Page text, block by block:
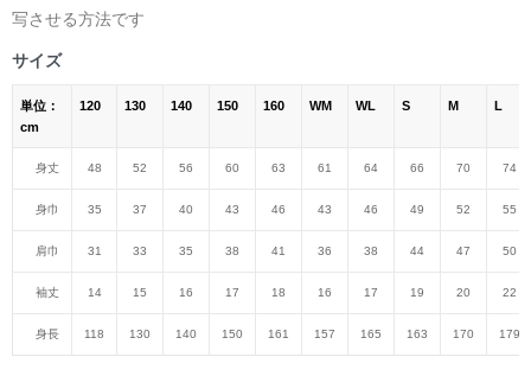
写させる方法です
サイズ
単位：
cm
120 130 140 150 160 WM WL S M L
身丈 48 52 56 60 63 61 64 66 70 74
身巾 35 37 40 43 46 43 46 49 52 55
肩巾 31 33 35 38 41 36 38 44 47 50
袖丈 14 15 16 17 18 16 17 19 20 22
身長 118 130 140 150 161 157 165 163 170 179